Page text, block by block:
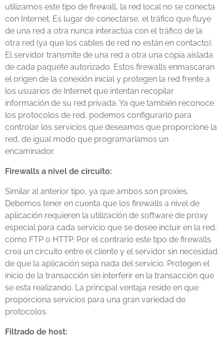
utilizamos este tipo de firewall, la red local no se conecta
con Internet. Es lugar de conectarse, el tráfico que fluye
de una red a otra nunca interactúa con el tráfico de la
otra red (ya que los cables de red no están en contacto).
El servidor transmite de una red a otra una copia aislada
de cada paquete autorizado. Estos firewalls enmascaran
el origen de la conexión inicial y protegen la red frente a
los usuarios de Internet que intentan recopilar
información de su red privada. Ya que también reconoce
los protocolos de red, podemos configurarlo para
controlar los servicios que deseamos que proporcione la
red, de igual modo que programaríamos un
encaminador.
Firewalls a nivel de circuito:
Similar al anterior tipo, ya que ambos son proxies.
Debemos tener en cuenta que los firewalls a nivel de
aplicación requieren la utilización de software de proxy
especial para cada servicio que se desee incluir en la red,
como FTP o HTTP. Por el contrario este tipo de firewalls
crea un circuito entre el cliente y el servidor sin necesidad
de que la aplicación sepa nada del servicio. Protegen el
inicio de la transacción sin interferir en la transacción que
se esta realizando. La principal ventaja reside en que
proporciona servicios para una gran variedad de
protocolos.
Filtrado de host: